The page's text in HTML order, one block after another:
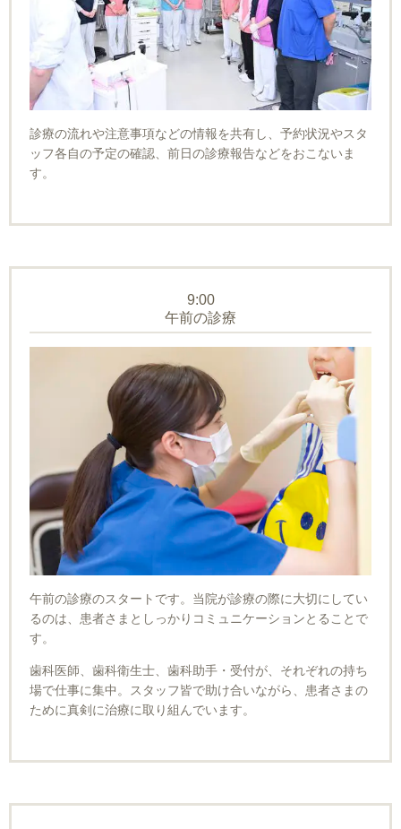
診療の流れや注意事項などの情報を共有し、予約状況やスタ
ッフ各自の予定の確認、前日の診療報告などをおこないま
す。
9:00
午前の診療
午前の診療のスタートです。当院が診療の際に大切にしてい
るのは、患者さまとしっかりコミュニケーションとることで
す。
歯科医師、歯科衛生士、歯科助手・受付が、それぞれの持ち
場で仕事に集中。スタッフ皆で助け合いながら、患者さまの
ために真剣に治療に取り組んでいます。